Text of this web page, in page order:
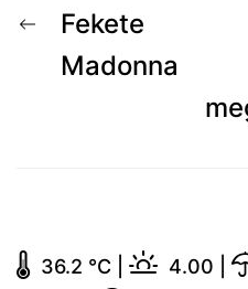
Bejegyzés
navigáció
ElőzőFekete
Madonna
36.2 °C 4.00